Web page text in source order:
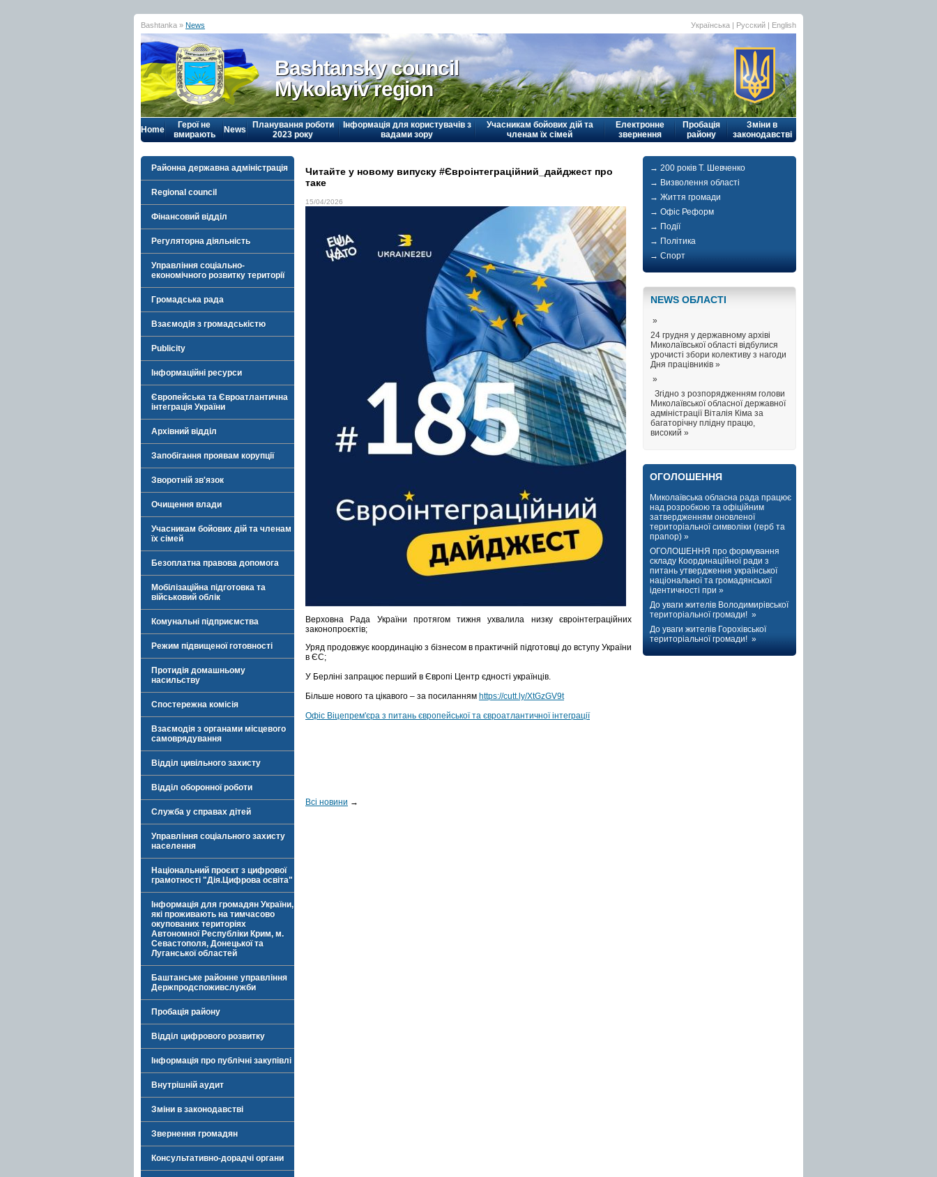
Bashtanka » News Українська | Русский | English
Bashtansky council
Mykolayiv region
Home
Герої не
вмирають
News
Планування роботи
2023 року
Інформація для користувачів з
вадами зору
Учасникам бойових дій та
членам їх сімей
Електронне
звернення
Пробація
району
Зміни в
законодавстві
Районна державна адміністрація
Regional council
Фінансовий відділ
Регуляторна діяльність
Управління соціально-
економічного розвитку території
Громадська рада
Взаємодія з громадськістю
Publicity
Інформаційні ресурси
Європейська та Євроатлантична
інтеграція України
Архівний відділ
Запобігання проявам корупції
Зворотній зв'язок
Очищення влади
Учасникам бойових дій та членам
їх сімей
Безоплатна правова допомога
Мобілізаційна підготовка та
військовий облік
Комунальні підприємства
Режим підвищеної готовності
Протидія домашньому
насильству
Спостережна комісія
Взаємодія з органами місцевого
самоврядування
Відділ цивільного захисту
Відділ оборонної роботи
Служба у справах дітей
Управління соціального захисту
населення
Національний проєкт з цифрової
грамотності "Дія.Цифрова освіта"
Інформація для громадян України,
які проживають на тимчасово
окупованих територіях
Автономної Республіки Крим, м.
Севастополя, Донецької та
Луганської областей
Баштанське районне управління
Держпродспоживслужби
Пробація району
Відділ цифрового розвитку
Інформація про публічні закупівлі
Внутрішній аудит
Зміни в законодавстві
Звернення громадян
Консультативно-дорадчі органи
Читайте у новому випуску #Євроінтеграційний_дайджест про
таке
15/04/2026
Верховна Рада України протягом тижня ухвалила низку євроінтеграційних
законопроєктів;
Уряд продовжує координацію з бізнесом в практичній підготовці до вступу України
в ЄС;
У Берліні запрацює перший в Європі Центр єдності українців.
Більше нового та цікавого – за посиланням https://cutt.ly/XtGzGV9t
Офіс Віцепрем'єра з питань європейської та євроатлантичної інтеграції
Всі новини →
→ 200 років Т. Шевченко
→ Визволення області
→ Життя громади
→ Офіс Реформ
→ Події
→ Політика
→ Спорт
NEWS ОБЛАСТI
»
24 грудня у державному архіві
Миколаївської області відбулися
урочисті збори колективу з нагоди
Дня працівників »
»
Згідно з розпорядженням голови
Миколаївської обласної державної
адміністрації Віталія Кіма за
багаторічну плідну працю,
високий »
ОГОЛОШЕННЯ
Миколаївська обласна рада працює
над розробкою та офіційним
затвердженням оновленої
територіальної символіки (герб та
прапор) »
ОГОЛОШЕННЯ про формування
складу Координаційної ради з
питань утвердження української
національної та громадянської
ідентичності при »
До уваги жителів Володимирівської
територіальної громади! »
До уваги жителів Горохівської
територіальної громади! »